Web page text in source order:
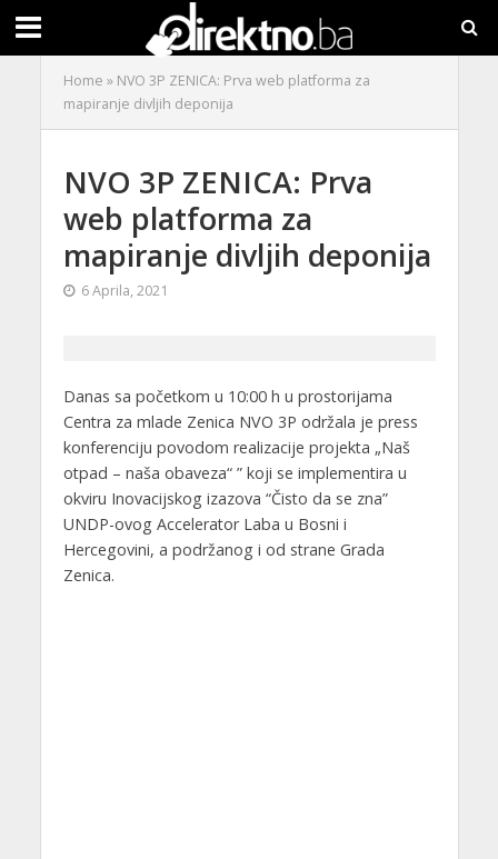
Home » NVO 3P ZENICA: Prva web platforma za
mapiranje divljih deponija
NVO 3P ZENICA: Prva
web platforma za
mapiranje divljih deponija
6 Aprila, 2021
Danas sa početkom u 10:00 h u prostorijama
Centra za mlade Zenica NVO 3P održala je press
konferenciju povodom realizacije projekta „Naš
otpad – naša obaveza“ ” koji se implementira u
okviru Inovacijskog izazova “Čisto da se zna”
UNDP-ovog Accelerator Laba u Bosni i
Hercegovini, a podržanog i od strane Grada
Zenica.